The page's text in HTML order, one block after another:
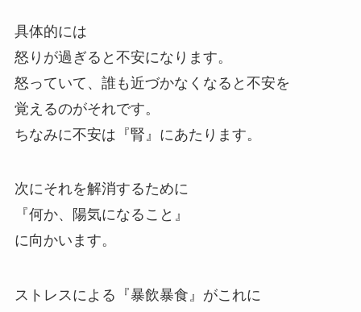
具体的には
怒りが過ぎると不安になります。
怒っていて、誰も近づかなくなると不安を
覚えるのがそれです。
ちなみに不安は『腎』にあたります。
次にそれを解消するために
『何か、陽気になること』
に向かいます。
ストレスによる『暴飲暴食』がこれに